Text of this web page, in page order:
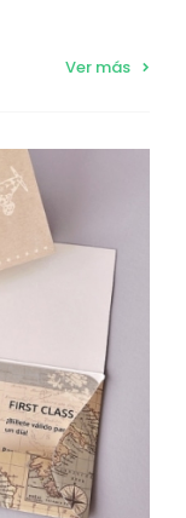
Ver más